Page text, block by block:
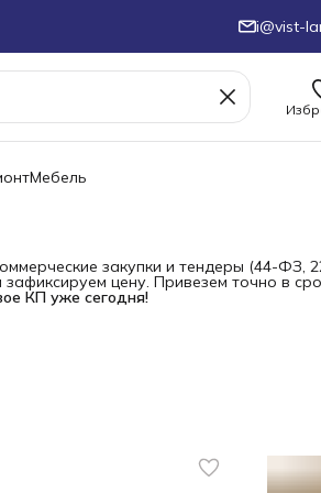
i@vist-
Мебель
закупки и тендеры (44-ФЗ,
цену. Привезем точно в
КП уже сегодня!